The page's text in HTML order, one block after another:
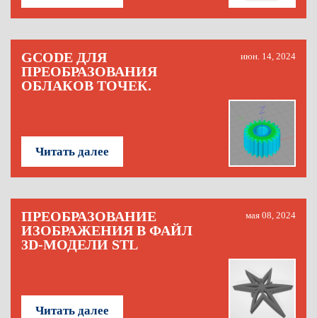
GCODE ДЛЯ
ПРЕОБРАЗОВАНИЯ
ОБЛАКОВ ТОЧЕК.
июн. 14, 2024
Читать далее
ПРЕОБРАЗОВАНИЕ
ИЗОБРАЖЕНИЯ В ФАЙЛ
3D-МОДЕЛИ STL
мая 08, 2024
Читать далее